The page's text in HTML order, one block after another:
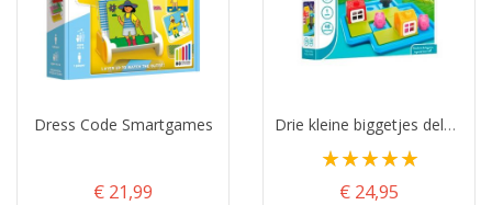
Dress Code Smartgames
€ 21,99
Drie kleine biggetjes deluxe SmartGames
Waardering:
100%€ 24,95